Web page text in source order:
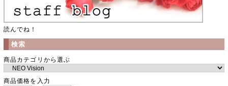
読んでね！
検索
商品カテゴリから選ぶ
商品価格を入力